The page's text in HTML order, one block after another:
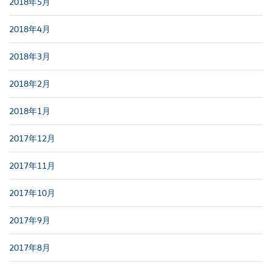
2018年4月
2018年3月
2018年2月
2018年1月
2017年12月
2017年11月
2017年10月
2017年9月
2017年8月